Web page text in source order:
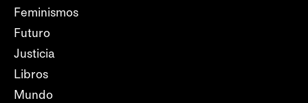
Feminismos
Futuro
Justicia
Libros
Mundo